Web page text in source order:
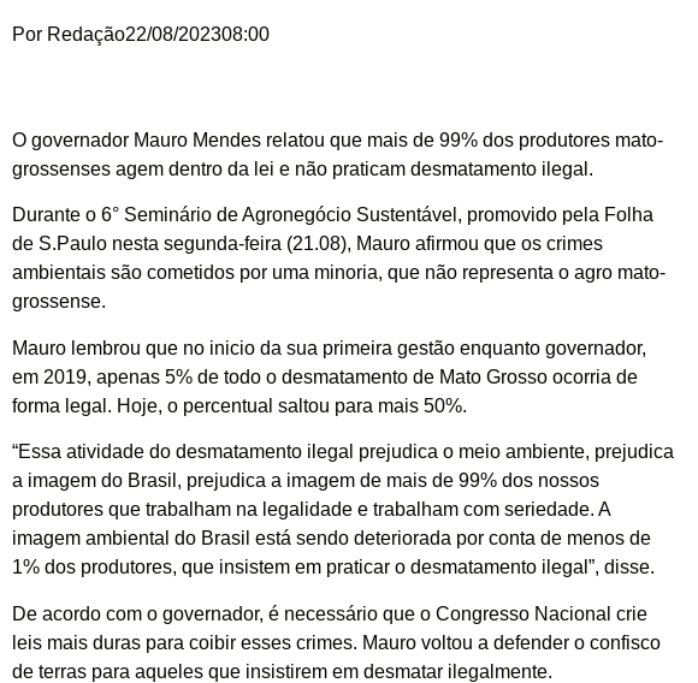
Por Redação22/08/202308:00
O governador Mauro Mendes relatou que mais de 99% dos produtores mato-
grossenses agem dentro da lei e não praticam desmatamento ilegal.
Durante o 6° Seminário de Agronegócio Sustentável, promovido pela Folha
de S.Paulo nesta segunda-feira (21.08), Mauro afirmou que os crimes
ambientais são cometidos por uma minoria, que não representa o agro mato-
grossense.
Mauro lembrou que no inicio da sua primeira gestão enquanto governador,
em 2019, apenas 5% de todo o desmatamento de Mato Grosso ocorria de
forma legal. Hoje, o percentual saltou para mais 50%.
“Essa atividade do desmatamento ilegal prejudica o meio ambiente, prejudica
a imagem do Brasil, prejudica a imagem de mais de 99% dos nossos
produtores que trabalham na legalidade e trabalham com seriedade. A
imagem ambiental do Brasil está sendo deteriorada por conta de menos de
1% dos produtores, que insistem em praticar o desmatamento ilegal”, disse.
De acordo com o governador, é necessário que o Congresso Nacional crie
leis mais duras para coibir esses crimes. Mauro voltou a defender o confisco
de terras para aqueles que insistirem em desmatar ilegalmente.